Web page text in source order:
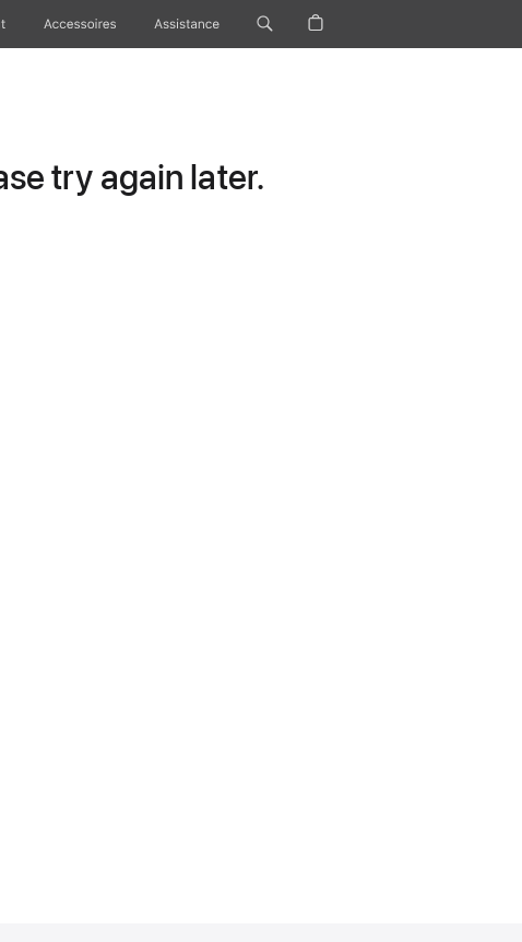
Accessoires Assistance
try again later.